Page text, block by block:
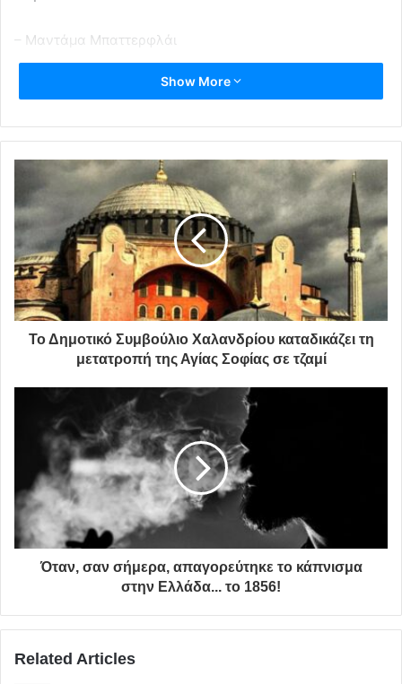
– Μαντάμα Μπαττερφλάι
– 250 χρόνια Μπετόβεν
– Δον Κιχώτης
– Ντον Τζοβάννι
Στην Εναλλακτική Σκηνή θα παρουσιαστούν:
– Επιτάφιος (1958), Διόνυσος (1985)
– Europa
– Human Behaviour
– Ο πιανιστικός Μπετόβεν
– Τέσσερις εποχές
– Ρέκβιεμ Αχμάτοβα & Η επέτειος
– ΗΠΑΡ
– Into the Woods
Show More
Το Δημοτικό Συμβούλιο Χαλανδρίου καταδικάζει τη
μετατροπή της Αγίας Σοφίας σε τζαμί
Όταν, σαν σήμερα, απαγορεύτηκε το κάπνισμα
στην Ελλάδα... το 1856!
Related Articles